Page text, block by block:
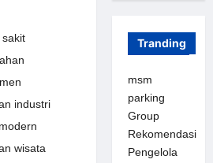
industri
wisata
Tranding
msm
parking
Group
Rekomendasi
Pengelola